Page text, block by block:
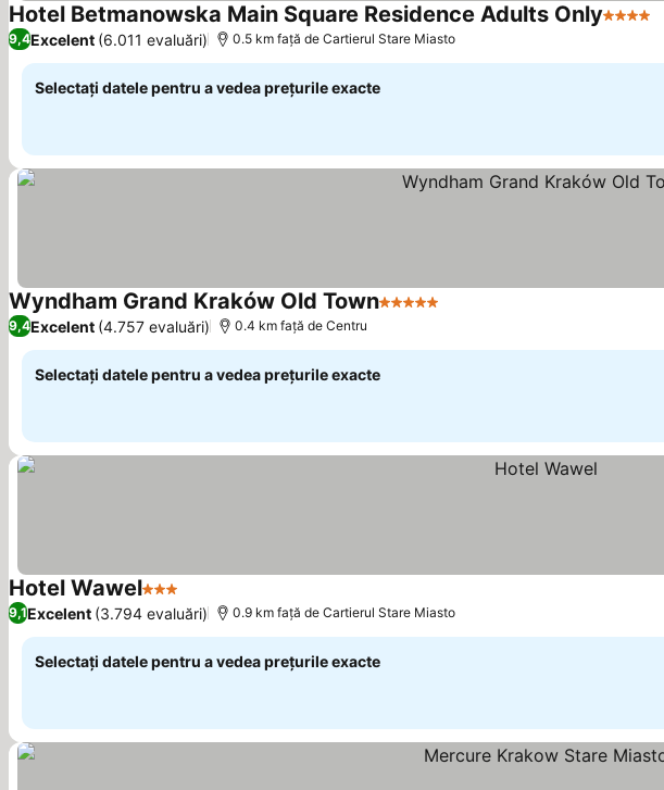
Hotel Betmanowska Main Square Residence Adults Only4 Stele
9,4Excelent (6.011 evaluări) 0.5 km faţă de Cartierul Stare Miasto
Selectați datele pentru a vedea prețurile exacte
Wyndham Grand Kraków Old Town5 Stele
9,4Excelent (4.757 evaluări) 0.4 km faţă de Centru
Selectați datele pentru a vedea prețurile exacte
Hotel Wawel3 Stele Vedeți prețurile
9,1Excelent (3.794 evaluări) 0.9 km faţă de Cartierul Stare Miasto
Selectați datele pentru a vedea prețurile exacte